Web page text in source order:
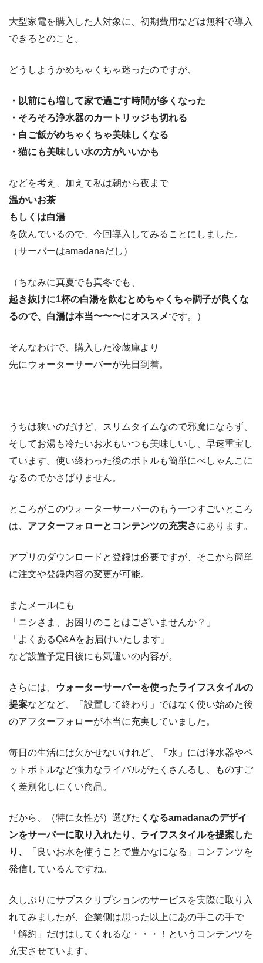
大型家電を購入した人対象に、初期費用などは無料で導入
できるとのこと。
どうしようかめちゃくちゃ迷ったのですが、
・以前にも増して家で過ごす時間が多くなった
・そろそろ浄水器のカートリッジも切れる
・白ご飯がめちゃくちゃ美味しくなる
・猫にも美味しい水の方がいいかも
などを考え、加えて私は朝から夜まで
温かいお茶
もしくは白湯
を飲んでいるので、今回導入してみることにしました。
（サーバーはamadanaだし）
（ちなみに真夏でも真冬でも、
起き抜けに1杯の白湯を飲むとめちゃくちゃ調子が良くな
るので、白湯は本当〜〜〜にオススメです。）
そんなわけで、購入した冷蔵庫より
先にウォーターサーバーが先日到着。
うちは狭いのだけど、スリムタイムなので邪魔にならず、
そしてお湯も冷たいお水もいつも美味しいし、早速重宝し
ています。使い終わった後のボトルも簡単にぺしゃんこに
なるのでかさばりません。
ところがこのウォーターサーバーのもう一つすごいところ
は、 アフターフォローとコンテンツの充実さにあります。
アプリのダウンロードと登録は必要ですが、そこから簡単
に注文や登録内容の変更が可能。
またメールにも
「ニシさま、お困りのことはございませんか？」
「よくあるQ&Aをお届けいたします」
など設置予定日後にも気遣いの内容が。
さらには、
ウォーターサーバーを使ったライフスタイルの
提案などなど、「設置して終わり」ではなく使い始めた後
のアフターフォローが本当に充実していました。
毎日の生活には欠かせないけれど、「水」には浄水器やペ
ットボトルなど強力なライバルがたくさんるし、ものすご
く差別化しにくい商品。
だから、（特に女性が）選びた くなるamadanaのデザイ
ンをサーバーに取り入れたり、ライフスタイルを提案した
り、
「良いお水を使うことで豊かなになる」コンテンツを
発信しているんですね。
久しぶりにサブスクリプションのサービスを実際に取り入
れてみましたが、企業側は思った以上にあの手この手で
「解約」だけはしてくれるな・・・！というコンテンツを
充実させています。